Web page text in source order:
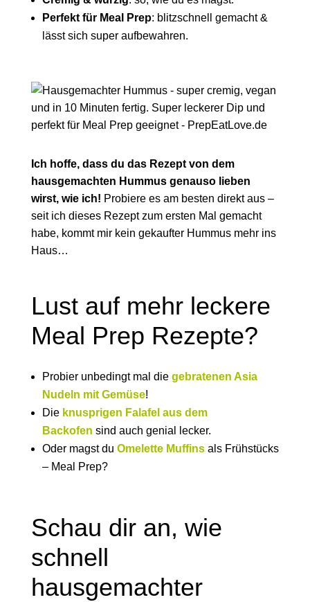
Perfekt für Meal Prep: blitzschnell gemacht &
lässt sich super aufbewahren.
Ich hoffe, dass du das Rezept von dem
hausgemachten Hummus genauso lieben
wirst, wie ich! Probiere es am besten direkt aus –
seit ich dieses Rezept zum ersten Mal gemacht
habe, kommt mir kein gekaufter Hummus mehr ins
Haus…
Lust auf mehr leckere
Meal Prep Rezepte?
Probier unbedingt mal die gebratenen Asia
Nudeln mit Gemüse!
Die knusprigen Falafel aus dem
Backofen sind auch genial lecker.
Oder magst du Omelette Muffins als Frühstücks
– Meal Prep?
Schau dir an, wie
schnell
hausgemachter